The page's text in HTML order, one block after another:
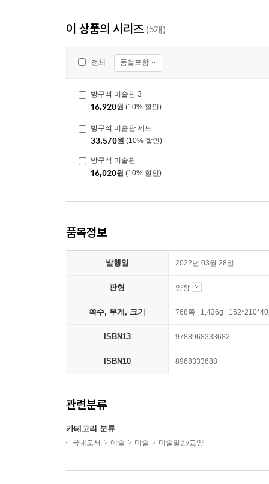
이 상품의 시리즈 (5개)
전체 품절포함
방구석 미술관 3
16,920원 (10% 할인)
방구석 미술관 세트
33,570원 (10% 할인)
방구석 미술관
16,020원 (10% 할인)
품목정보
발행일 2022년 03월 28일
판형 양장
쪽수, 무게, 크기 768쪽 | 1,436g |
ISBN13 9788968333682
ISBN10 8968333688
관련분류
카테고리 분류
국내도서 예술 미술 미술일반/교양